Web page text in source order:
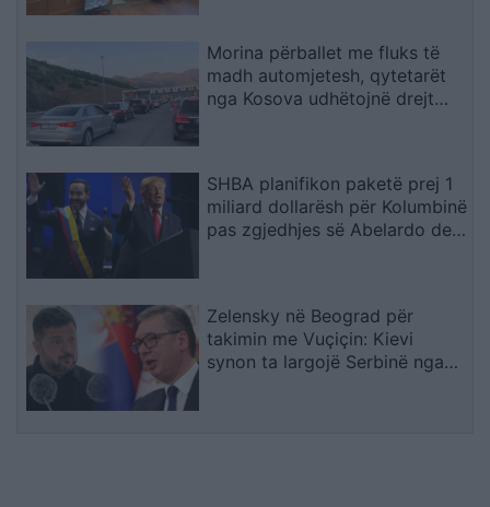
Morina përballet me fluks të
madh automjetesh, qytetarët
nga Kosova udhëtojnë drejt
SHBA planifikon paketë prej 1
miliard dollarësh për Kolumbinë
pas zgjedhjes së Abelardo de
Zelensky në Beograd për
takimin me Vuçiçin: Kievi
synon ta largojë Serbinë nga